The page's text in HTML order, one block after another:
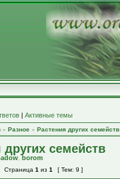
| Активные темы
» Разное » Растения других семейств
других семейств
,borom
Страница 1 из 1 [ Тем: 9 ]